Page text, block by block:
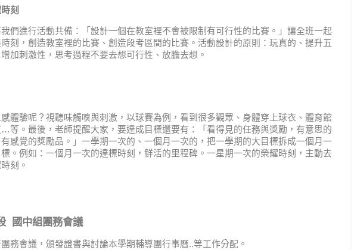
刻
們進行活動共備：「設計一個在教室裡不會被限制有可行性的比賽。」讓全班一起
刻，創造教室裡的比賽、創造段考區間的比賽。活動設計的原則：玩真的、提升五
加刺激性，思考過程不要去想可行性、放膽去想。
體驗呢？視聽味觸嗅與刺激，以球賽為例，看到很多觀眾、身體穿上球衣、體育館
等。最後，老師提醒大家，要達成目標還要有：「看得見的任務與獎勵，有意思的
感覺的獎勵品。」一學期一次的、一個月一次的，把一學期的大目標拆成一個月一
。例如：一個月一次的達標時刻，鮮活的里程碑。一星期一次的榮耀時刻，主動去
刻。
國中組團務會議
團務會議，頒發證書與討論本學期輔導團行事曆..等工作分配。